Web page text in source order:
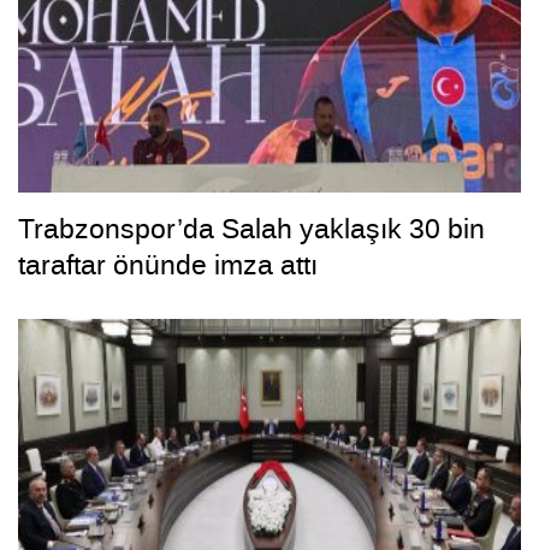
Trabzonspor’da Salah yaklaşık 30 bin
taraftar önünde imza attı